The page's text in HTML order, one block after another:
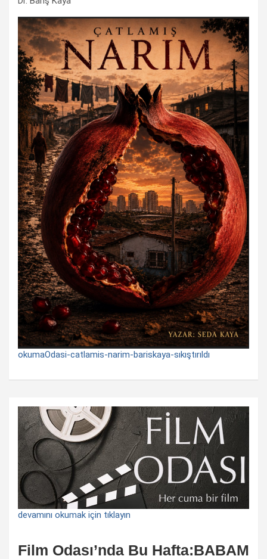
okumaOdasi-catlamis-narim-bariskaya-sıkıştırıldı
devamını okumak için tıklayın
Film Odası’nda Bu Hafta:BABAM